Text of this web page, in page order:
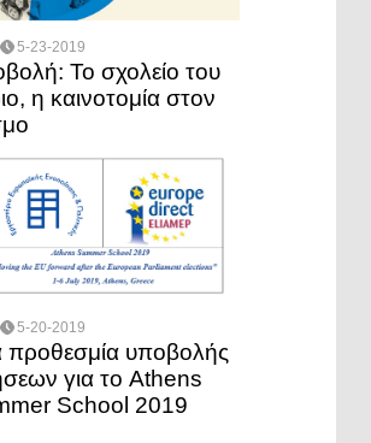
5-23-2019
Το σχολείο του
η καινοτομία στον
5-20-2019
προθεσμία υποβολής
για το Athens
School 2019